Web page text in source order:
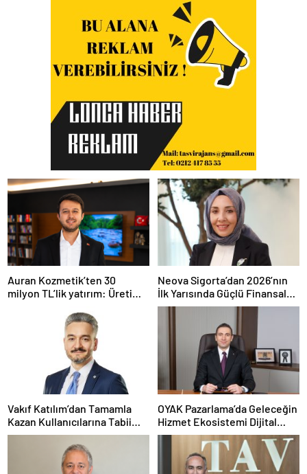
Auran Kozmetik’ten 30
milyon TL’lik yatırım: Üretim
Neova Sigorta’dan 2026’nın
İlk Yarısında Güçlü Finansal
Performans
Vakıf Katılım’dan Tamamla
Kazan Kullanıcılarına Tabii
Premium Fırsatı
OYAK Pazarlama’da Geleceğin
Hizmet Ekosistemi Dijital
Dönüşümle Şekilleniyor